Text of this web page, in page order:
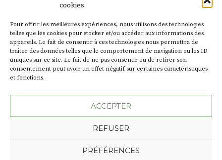
cookies
Pour offrir les meilleures expériences, nous utilisons des technologies
telles que les cookies pour stocker et/ou accéder aux informations des
appareils. Le fait de consentir à ces technologies nous permettra de
traiter des données telles que le comportement de navigation ou les ID
uniques sur ce site. Le fait de ne pas consentir ou de retirer son
consentement peut avoir un effet négatif sur certaines caractéristiques
et fonctions.
ACCEPTER
REFUSER
PRÉFÉRENCES
d’autres activités culturelles de
la Petite Cité de Caractère. Par
exemple, l’installationCochon
Charbons’inscrit comme en
« off » du festival d’Auzon 2026
SA D’où vient le nom :Fumoir?
BT C’est le terme employé dans
les actes de propriété du lieu.
c’était un saloir et
Suivez toute l'actu de Strada
Politique de confidentialité